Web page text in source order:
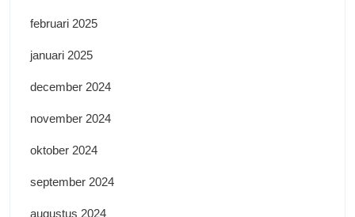
februari 2025
januari 2025
december 2024
november 2024
oktober 2024
september 2024
augustus 2024